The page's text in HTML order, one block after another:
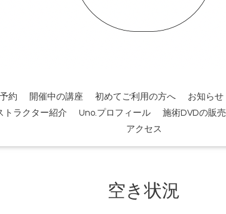
約 開催中の講座 初めてご利用の方へ お知らせ
トラクター紹介 Uno.プロフィール 施術DVDの販売
アクセス
空き状況